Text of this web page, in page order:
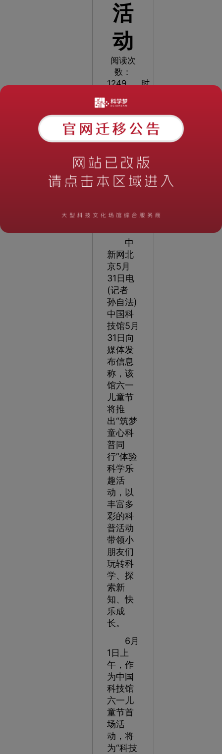
活
动
阅读次
数：
1249
时
2023-
06-09
10:36:02
作品 中国
中
新网北
京5月
31日电
(记者
孙自法)
中国科
技馆5月
31日向
媒体发
布信息
称，该
馆六一
儿童节
将推
出“筑梦
童心科
普同
行”体验
科学乐
趣活
动，以
丰富多
彩的科
普活动
带领小
朋友们
玩转科
学、探
索新
知、快
乐成
长。
6月
1日上
午，作
为中国
科技馆
六一儿
童节首
场活
动，将
为“科技